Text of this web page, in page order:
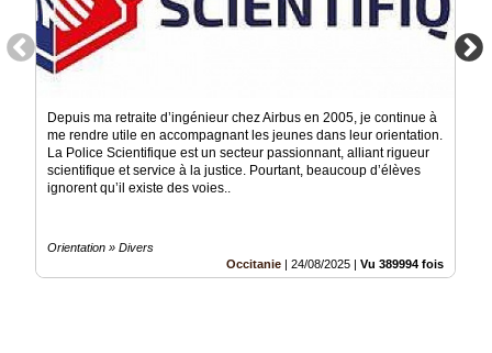
Depuis ma retraite d’ingénieur chez Airbus en 2005, je continue à
me rendre utile en accompagnant les jeunes dans leur orientation.
La Police Scientifique est un secteur passionnant, alliant rigueur
scientifique et service à la justice. Pourtant, beaucoup d’élèves
ignorent qu’il existe des voies..
Orientation » Divers
Occitanie | 24/08/2025 | Vu 389994 fois